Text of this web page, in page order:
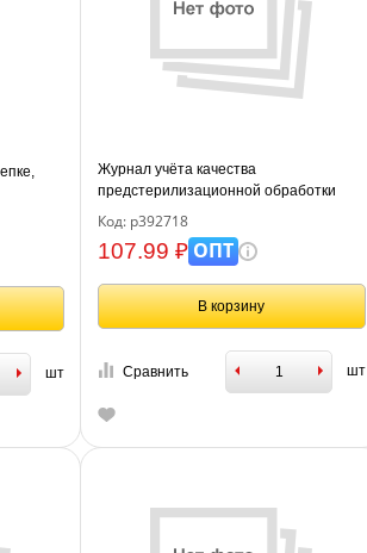
шт
Журнал учёта качества
предстерилизационной обработки
(форма 366/у ) 24 стр.
Код: р392718
107.99 ₽ОПТ
В корзину
Сравнить шт